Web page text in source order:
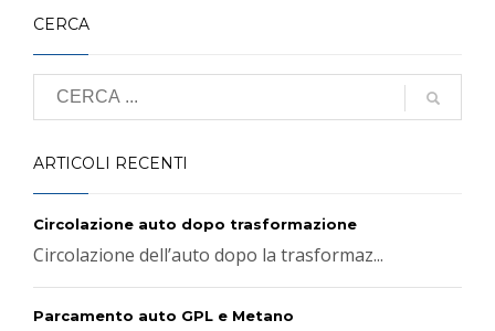
CERCA
ARTICOLI RECENTI
Circolazione auto dopo trasformazione
Circolazione dell’auto dopo la trasformaz...
Parcamento auto GPL e Metano